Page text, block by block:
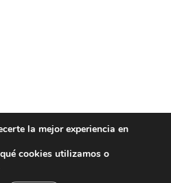
la mejor experiencia en
cookies utilizamos o